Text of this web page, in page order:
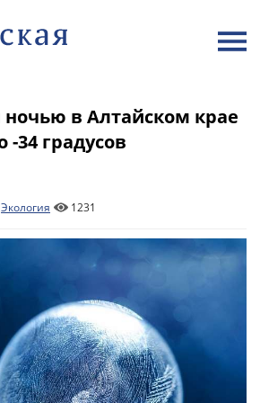
в Алтайском крае
-34 градусов
Экология 1231